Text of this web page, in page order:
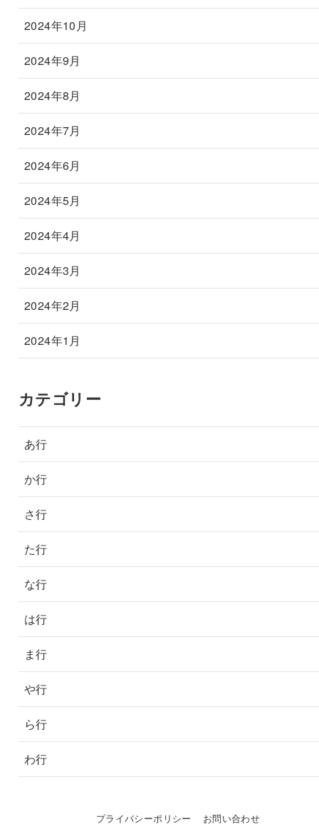
2024年10月
2024年9月
2024年8月
2024年7月
2024年6月
2024年5月
2024年4月
2024年3月
2024年2月
2024年1月
カテゴリー
あ行
か行
さ行
た行
な行
は行
ま行
や行
ら行
わ行
プライバシーポリシー
お問い合わせ